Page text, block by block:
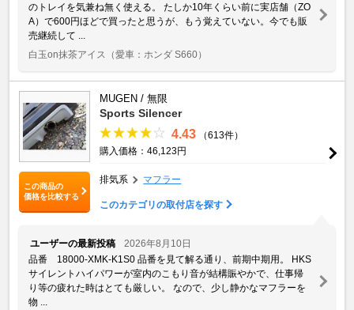
のトレイを気兼ね無く使える。 たしか10年くらい前に実店舗（ZO
A）で600円ほどで買ったと思うが、もう覚えていない。今でも販
売継続して ...
白玉on抹茶アイス
（愛車：ホンダ S660）
この商品の
価格を比較する
MUGEN / 無限
Sports Silencer
4.43
（613件）
購入価格：46,123円
排気系 マフラー
このカテゴリの取付店を探す
ユーザーの最新投稿
2026年8月10日
品番 18000-XMK-K1S0 品番を見て解る通り、前期中期用。 HKS
サイレントハイパワーが室内のこもり音が結構賑やかで、仕事帰
り等の疲れた時はとても厳しい。 なので、少し静かなマフラーを
物 ...